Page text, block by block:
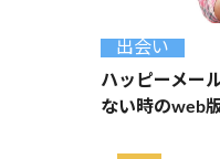
出会い
ハッピーメー
ない時のweb